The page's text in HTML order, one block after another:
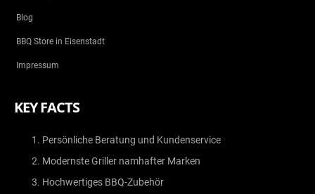
Blog
BBQ Store in Eisenstadt
Impressum
KEY FACTS
Persönliche Beratung und Kundenservice
Modernste Griller namhafter Marken
Hochwertiges BBQ-Zubehör